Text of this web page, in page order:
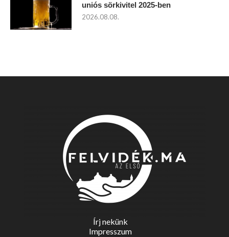
uniós sörkivitel 2025-ben
2026.08.08.
Írj nekünk
Impresszum